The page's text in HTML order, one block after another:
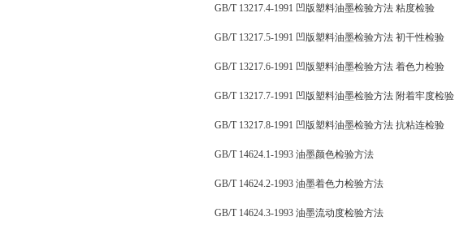
GB/T 13217.4-1991 凹版塑料油墨检验方法 粘度检验
GB/T 13217.5-1991 凹版塑料油墨检验方法 初干性检验
GB/T 13217.6-1991 凹版塑料油墨检验方法 着色力检验
GB/T 13217.7-1991 凹版塑料油墨检验方法 附着牢度检验
GB/T 13217.8-1991 凹版塑料油墨检验方法 抗粘连检验
GB/T 14624.1-1993 油墨颜色检验方法
GB/T 14624.2-1993 油墨着色力检验方法
GB/T 14624.3-1993 油墨流动度检验方法